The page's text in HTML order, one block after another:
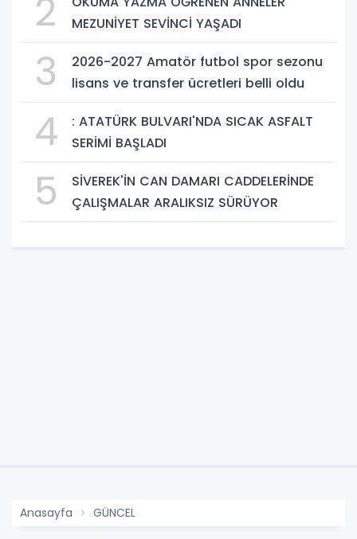
2
MEZUNİYET SEVİNCİ YAŞADI
3
2026-2027 Amatör futbol spor sezonu
lisans ve transfer ücretleri belli oldu
4
: ATATÜRK BULVARI'NDA SICAK ASFALT
SERİMİ BAŞLADI
5
SİVEREK'İN CAN DAMARI CADDELERİNDE
ÇALIŞMALAR ARALIKSIZ SÜRÜYOR
Anasayfa GÜNCEL